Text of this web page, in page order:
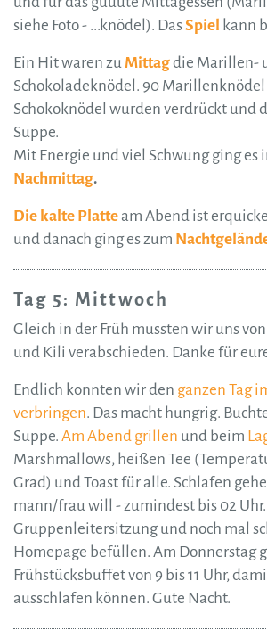
siehe Foto - ...knödel). DasSpiel kann
Ein Hit waren zu Mittagdie Marillen-
Schokoladeknödel. 90 Marillenknödel
Schokoknödel wurden verdrückt und
Suppe.
Mit Energie und viel Schwung ging es
Nachmittag.
Die kalte Platte am Abend ist
und danach ging es zum
Tag 5: Mittwoch
Gleich in der Früh mussten wir uns
und Kili verabschieden. Danke für
Endlich konnten wir den ganzen Tag
verbringen. Das macht hungrig.
Suppe. Am Abend grillen und beim
Marshmallows, heißen Tee
Grad) und Toast für alle. Schlafen
mann/frau will - zumindest bis 02 Uhr.
Gruppenleitersitzung und noch mal
Homepage befüllen. Am Donnerstag
Frühstücksbuffet von 9 bis 11 Uhr,
ausschlafen können. Gute Nacht.